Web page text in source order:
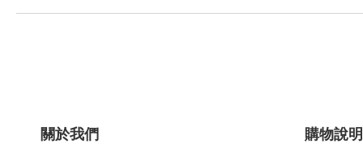
關於我們 購物說明